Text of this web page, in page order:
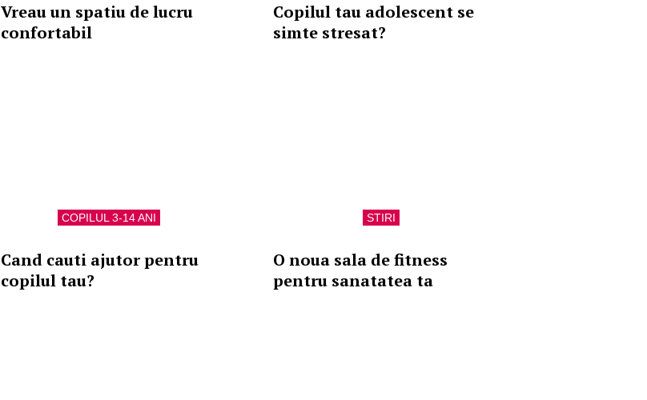
Vreau un spatiu de lucru
confortabil
Copilul tau adolescent se
simte stresat?
COPILUL 3-14 ANI
Cand cauti ajutor pentru
copilul tau?
STIRI
O noua sala de fitness
pentru sanatatea ta